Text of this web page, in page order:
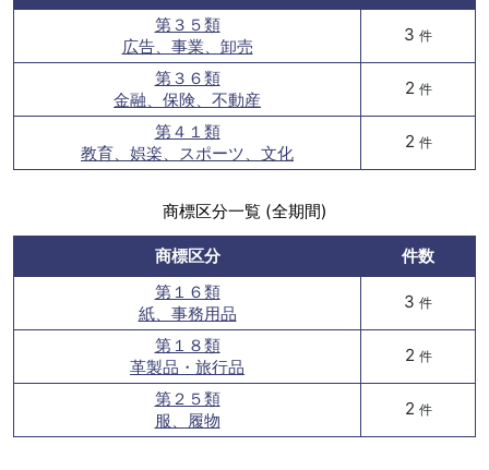
第３５類
広告、事業、卸売
3 件
第３６類
金融、保険、不動産
2 件
第４１類
教育、娯楽、スポーツ、文化
2 件
商標区分一覧 (全期間)
商標区分
件数
第１６類
紙、事務用品
3 件
第１８類
革製品・旅行品
2 件
第２５類
服、履物
2 件